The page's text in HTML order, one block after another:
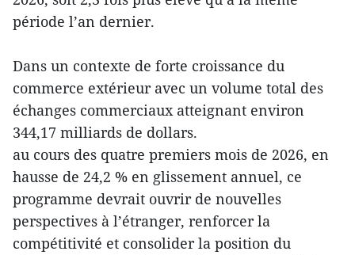
période l’an dernier.
Dans un contexte de forte croissance du
commerce extérieur avec un volume total des
échanges commerciaux atteignant environ
344,17 milliards de dollars.
au cours des quatre premiers mois de 2026, en
hausse de 24,2 % en glissement annuel, ce
programme devrait ouvrir de nouvelles
perspectives à l’étranger, renforcer la
compétitivité et consolider la position du